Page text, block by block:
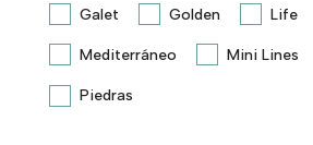
Galet Golden Life
Mediterráneo Mini Lines
Piedras